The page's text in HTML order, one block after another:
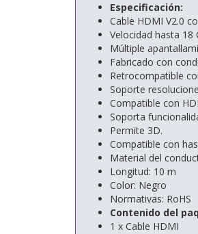
Especificación:
Cable HDMI V2.0
Velocidad hasta 18
Múltiple
Fabricado con
Retrocompatible
Soporte
Compatible con
Soporta
Permite 3D.
Compatible con
Material del
Longitud: 10 m
Color: Negro
Normativas: RoHS
Contenido del
1 x Cable HDMI